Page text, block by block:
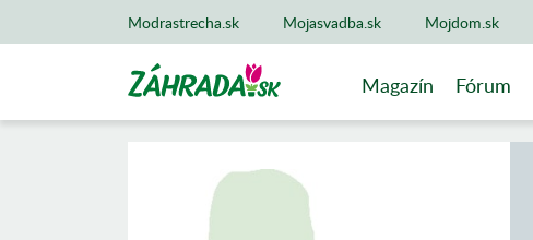
Modrastrecha.sk Mojasvadba.sk Mojdom.sk
Magazín Fórum